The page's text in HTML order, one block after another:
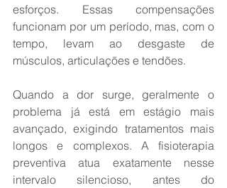
esforços. Essas compensações
funcionam por um período, mas, com o
tempo, levam ao desgaste de
músculos, articulações e tendões.
Quando a dor surge, geralmente o
problema já está em estágio mais
avançado, exigindo tratamentos mais
longos e complexos. A fisioterapia
preventiva atua exatamente nesse
intervalo silencioso, antes do